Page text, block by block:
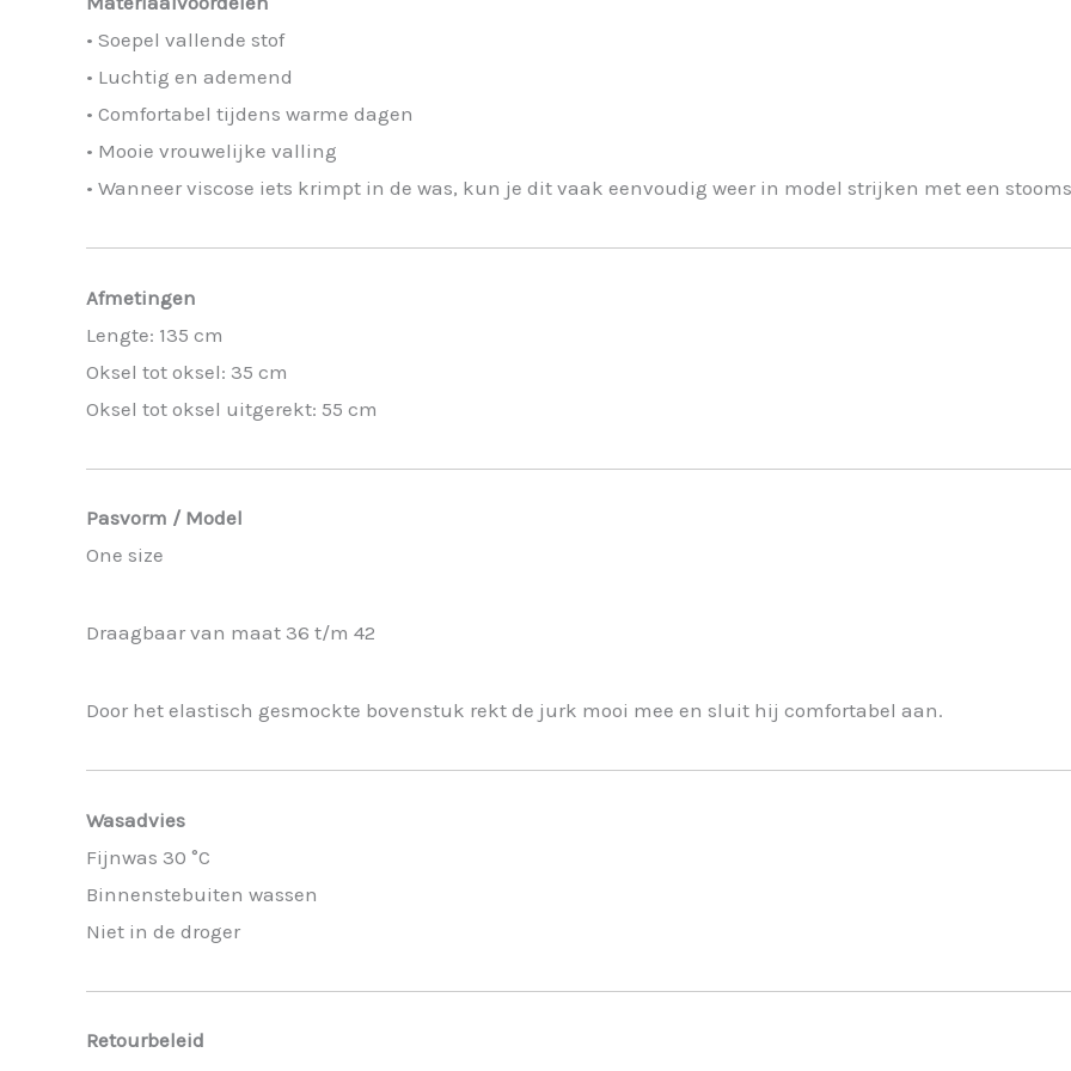
• Soepel vallende stof
• Luchtig en ademend
• Comfortabel tijdens warme dagen
• Mooie vrouwelijke valling
• Wanneer viscose iets krimpt in de was, kun je dit vaak eenvoudig weer in model strijken met een
Afmetingen
Lengte: 135 cm
Oksel tot oksel: 35 cm
Oksel tot oksel uitgerekt: 55 cm
Pasvorm / Model
One size
Draagbaar van maat 36 t/m 42
Door het elastisch gesmockte bovenstuk rekt de jurk mooi mee en sluit hij comfortabel aan.
Wasadvies
Fijnwas 30 °C
Binnenstebuiten wassen
Niet in de droger
Retourbeleid